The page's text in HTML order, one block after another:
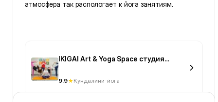
атмосфера так распологает к йога занятиям.
IKIGAI Art & Yoga Space студия
9.9 Кундалини-йога